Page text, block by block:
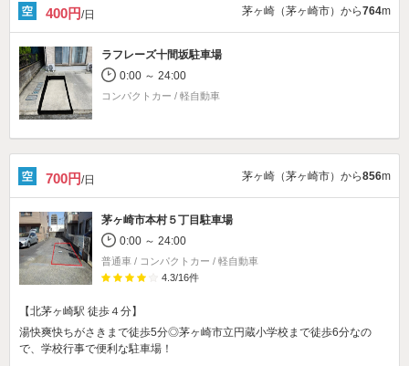
400円/日 茅ヶ崎（茅ヶ崎市）から764m
ラフレーズ十間坂駐車場
0:00 ～ 24:00
コンパクトカー / 軽自動車
700円/日 茅ヶ崎（茅ヶ崎市）から856m
茅ヶ崎市本村５丁目駐車場
0:00 ～ 24:00
普通車 / コンパクトカー / 軽自動車
4.3/16件
【北茅ヶ崎駅 徒歩４分】
湯快爽快ちがさきまで徒歩5分◎茅ヶ崎市立円蔵小学校まで徒歩6分なの
で、学校行事で便利な駐車場！